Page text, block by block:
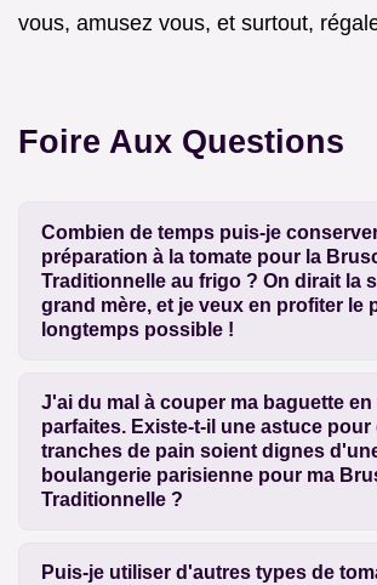
vous, amusez vous, et surtout,
Foire Aux Questions
Combien de temps puis-je
préparation à la tomate pour la
Traditionnelle au frigo ? On dirait la
grand mère, et je veux en profiter le
longtemps possible !
J'ai du mal à couper ma baguette
parfaites. Existe-t-il une astuce pour
tranches de pain soient dignes
boulangerie parisienne pour ma
Traditionnelle ?
Puis-je utiliser d'autres types de